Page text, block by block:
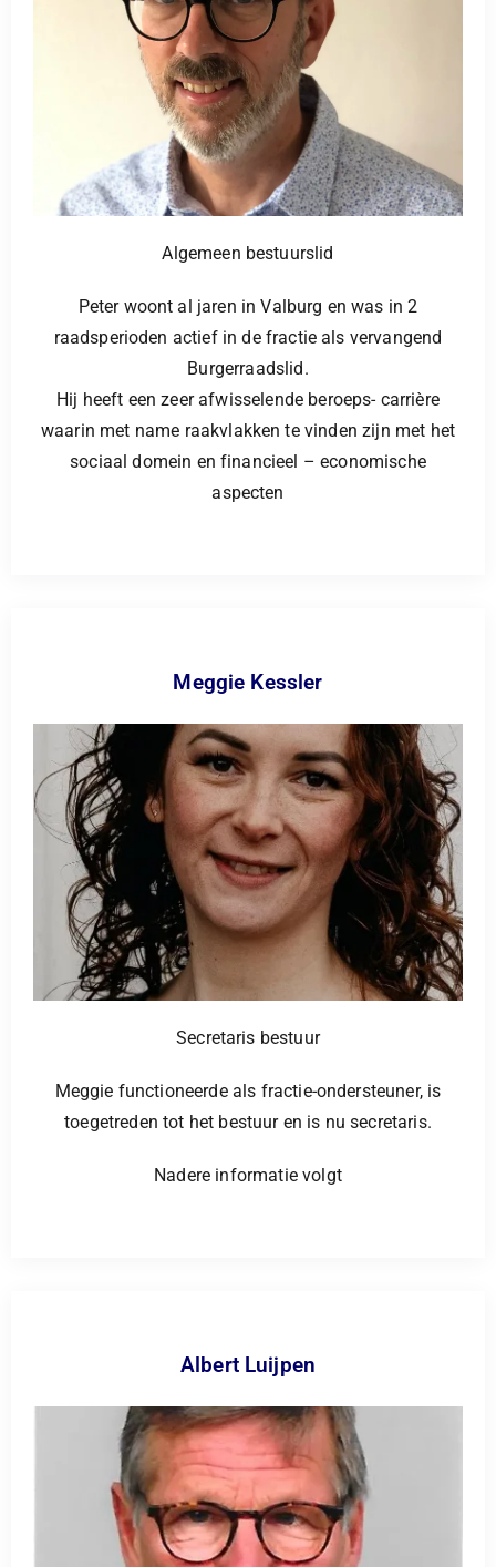
Algemeen bestuurslid
Peter woont al jaren in Valburg en was in 2
raadsperioden actief in de fractie als vervangend
Burgerraadslid.
Hij heeft een zeer afwisselende beroeps- carrière
waarin met name raakvlakken te vinden zijn met het
sociaal domein en financieel – economische
aspecten
Meggie Kessler
Secretaris bestuur
Meggie functioneerde als fractie-ondersteuner, is
toegetreden tot het bestuur en is nu secretaris.
Nadere informatie volgt
Albert Luijpen